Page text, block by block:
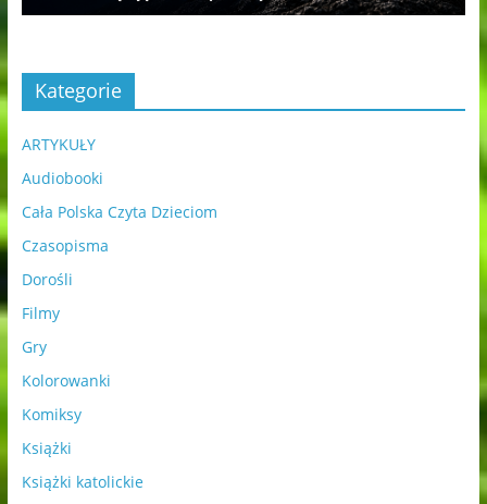
Kategorie
ARTYKUŁY
Audiobooki
Cała Polska Czyta Dzieciom
Czasopisma
Dorośli
Filmy
Gry
Kolorowanki
Komiksy
Książki
Książki katolickie